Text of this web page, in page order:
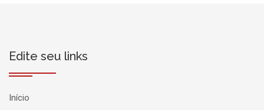
Edite seu links
Início